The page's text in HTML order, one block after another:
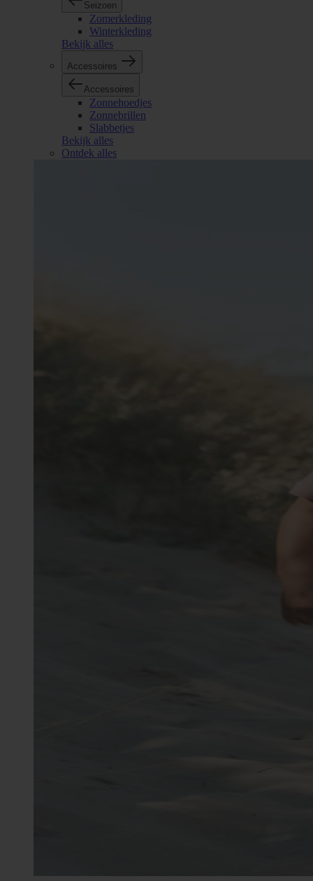
Seizoen
Zomerkleding
Winterkleding
Bekijk alles
Accessoires
Accessoires
Zonnehoedjes
Zonnebrillen
Slabbetjes
Bekijk alles
Ontdek alles